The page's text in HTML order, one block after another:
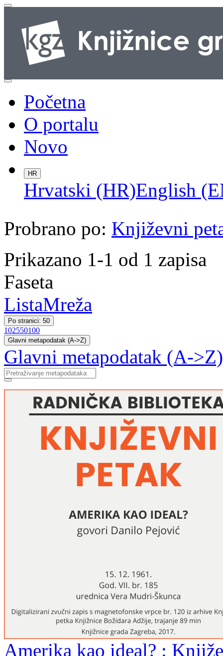
Početna
O portalu
Novo
HR
Hrvatski (HR)English
Probrano po: Književni
Prikazano 1-1 od 1 zapisa
Faseta
ListaMreža
Po stranici: 50
102550100
Glavni metapodatak (A->Z)
Glavni metapodatak (A->Z)
Amerika kao ideal? :